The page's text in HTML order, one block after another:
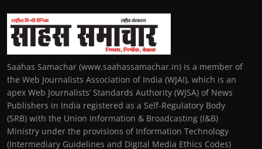
Saahas Samachar (www.saahassamachar.in) is a member of
the Web Journalists Association of India (WJAI), which is an
apex Web Journalists’ Standards Authority (WJSA) of News
Publishers in India registered as a Self-Regulatory Body
(SRB) with the Union Information & Broadcasting (I&B)
Ministry under the provisions of Information Technology
(Intermediary Guidelines and Digital Media Ethics Codes)